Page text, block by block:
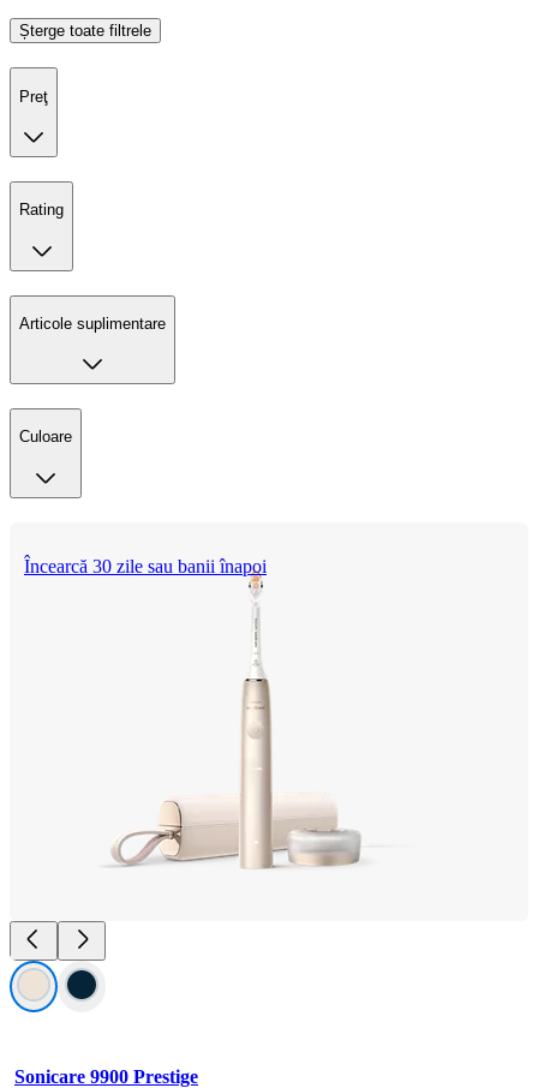
Șterge toate filtrele
Preţ
Rating
Articole suplimentare
Culoare
Încearcă 30 zile sau banii înapoi
Sonicare 9900 Prestige